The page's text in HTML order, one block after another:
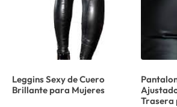
Leggins Sexy de Cuero
Brillante para Mujeres
Trasera